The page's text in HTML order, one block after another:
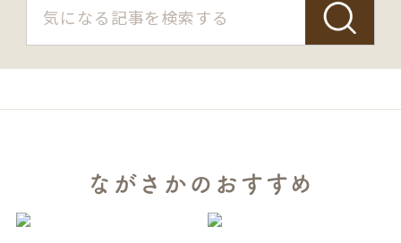
ながさかのおすすめ